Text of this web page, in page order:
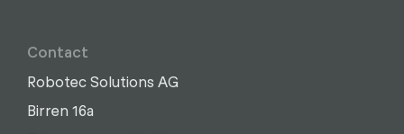
Contact
Robotec Solutions AG
Birren 16a
Write Copy
Call Copy